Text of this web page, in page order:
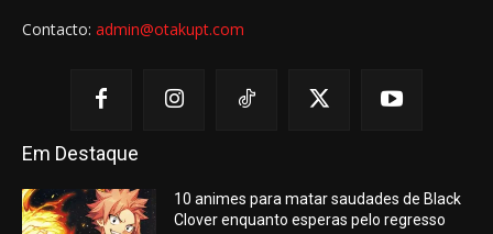
Contacto: admin@otakupt.com
Em Destaque
10 animes para matar saudades de Black
Clover enquanto esperas pelo regresso